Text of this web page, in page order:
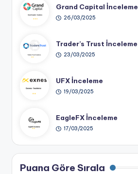
Grand Capital İnceleme
26/03/2025
Trader’s Trust İnceleme
23/03/2025
UFX İnceleme
19/03/2025
EagleFX İnceleme
17/03/2025
Puana Göre Sırala